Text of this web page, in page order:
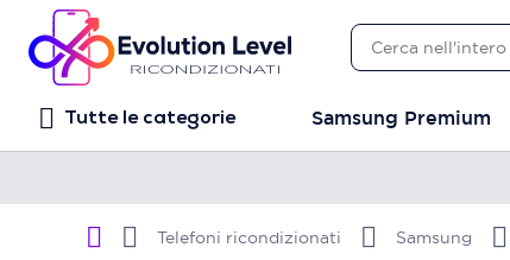
Tutte le categorie Samsung Premium
Telefoni ricondizionati Samsung